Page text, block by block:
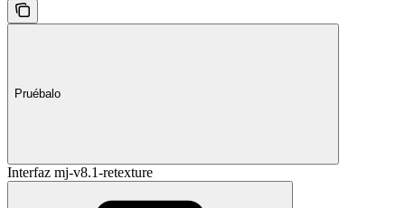
Pruébalo
Interfaz mj-v8.1-retexture